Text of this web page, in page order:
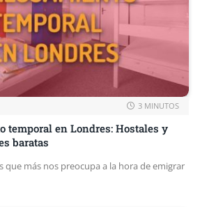
3 MINUTOS
temporal en Londres: Hostales y
baratas
que más nos preocupa a la hora de emigrar